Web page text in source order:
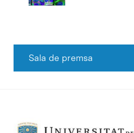
Sala de premsa